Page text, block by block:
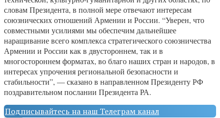
словам Президента, в полной мере отвечают интересам
союзнических отношений Армении и России. “Уверен, что
совместными усилиями мы обеспечим дальнейшее
наращивание всего комплекса стратегического союзничества
Армении и России как в двустороннем, так и в
многостороннем форматах, во благо наших стран и народов, в
интересах упрочения региональной безопасности и
стабильности”, — сказано в направленном Президенту РФ
поздравительном послании Президента РА.
Подписывайтесь на наш Телеграм канал